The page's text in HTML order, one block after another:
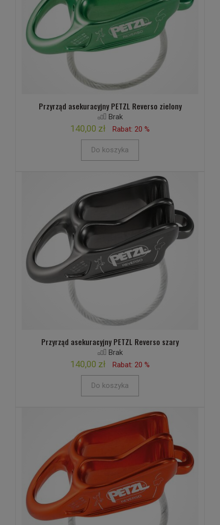
Przyrząd asekuracyjny PETZL Reverso zielony
Brak
140,00 zł Rabat: 20 %
Do koszyka
Przyrząd asekuracyjny PETZL Reverso szary
Brak
140,00 zł Rabat: 20 %
Do koszyka